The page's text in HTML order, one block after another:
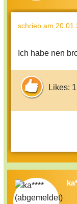
schrieb am
Ich habe nen
Likes: 1